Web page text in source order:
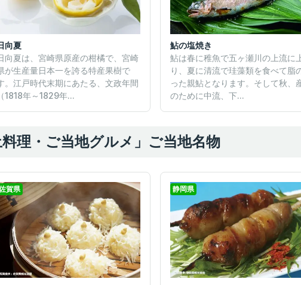
向夏
向夏は、宮崎県原産の柑橘で、宮崎
が生産量日本一を誇る特産果樹で
。江戸時代末期にあたる、文政年間
（1818年～1829年...
鮎の塩焼き
鮎は春に稚魚で五ヶ瀬川の上流に
り、夏に清流で珪藻類を食べて脂
った親鮎となります。そして秋、
のために中流、下...
理・ご当地グルメ」ご当地名物
賀県 静岡県